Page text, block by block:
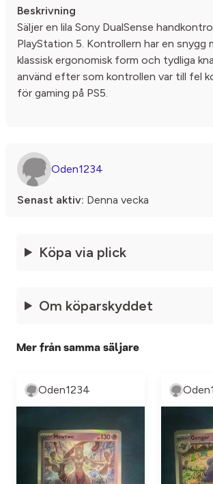
Beskrivning
Säljer en lila Sony DualSense
PlayStation 5. Kontrollern har en snygg
klassisk ergonomisk form och tydliga
använd efter som kontrollen var till fel
för gaming på PS5.
Oden1234
Senast aktiv: Denna vecka
Köpa via plick
Om köparskyddet
Mer från samma säljare
Oden1234